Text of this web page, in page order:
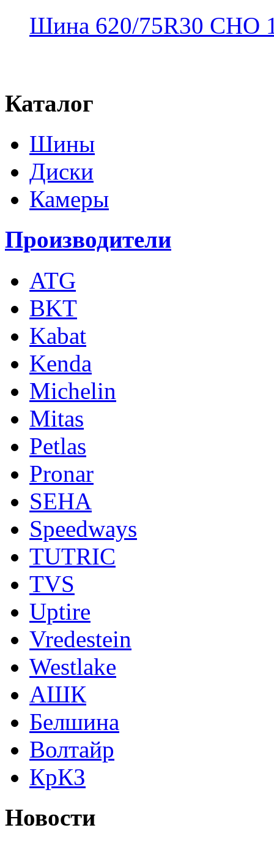
Шина 620/75R30 CHO
Каталог
Шины
Диски
Камеры
Производители
ATG
BKT
Kabat
Kenda
Michelin
Mitas
Petlas
Pronar
SEHA
Speedways
TUTRIC
TVS
Uptire
Vredestein
Westlake
АШК
Белшина
Волтайр
КрКЗ
Новости